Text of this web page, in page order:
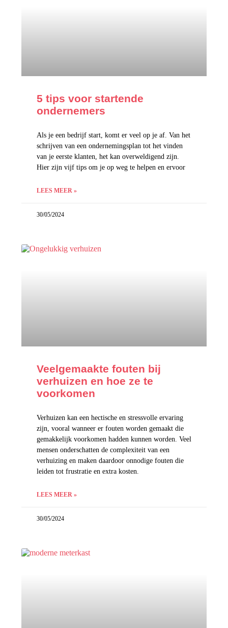
5 tips voor startende
ondernemers
Als je een bedrijf start, komt er veel op je af. Van het
schrijven van een ondernemingsplan tot het vinden
van je eerste klanten, het kan overweldigend zijn.
Hier zijn vijf tips om je op weg te helpen en ervoor
LEES MEER »
30/05/2024
Veelgemaakte fouten bij
verhuizen en hoe ze te
voorkomen
Verhuizen kan een hectische en stressvolle ervaring
zijn, vooral wanneer er fouten worden gemaakt die
gemakkelijk voorkomen hadden kunnen worden. Veel
mensen onderschatten de complexiteit van een
verhuizing en maken daardoor onnodige fouten die
leiden tot frustratie en extra kosten.
LEES MEER »
30/05/2024